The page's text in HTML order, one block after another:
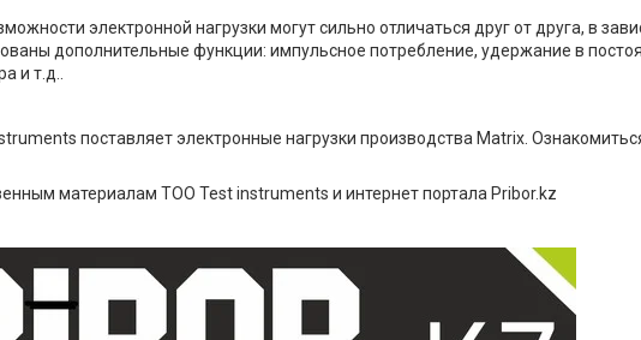
электронной нагрузки могут сильно отличаться друг от друга, в
дополнительные функции: импульсное потребление, удержание в
и т.д..
поставляет электронные нагрузки производства Matrix.
материалам ТОО Test instruments и интернет портала Pribor.kz